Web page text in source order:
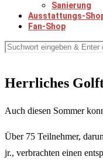
Sanierung
Ausstattungs-
Fan-Shop
Herrliches
Auch diesen Sommer
Über 75 Teilnehmer,
jr., verbrachten einen